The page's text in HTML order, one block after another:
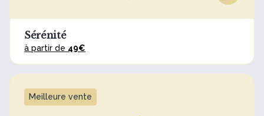
Sérénité
à partir de 49€
Meilleure vente